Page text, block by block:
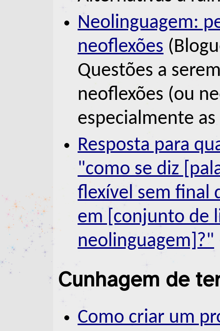
Neolinguagem:
neoflexões
Questões a
neoflexões (ou
especialmente
Resposta para
"como se diz
flexível sem final
em [conjunto de
neolinguagem]?"
Cunhagem de
Como criar um